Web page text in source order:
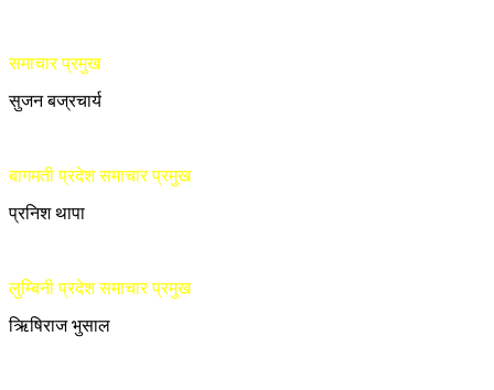
समाचार प्रमुख
सुजन बज्रचार्य
बागमती प्रदेश समाचार प्रमुख
प्रनिश थापा
लुम्बिनी प्रदेश समाचार प्रमुख
ऋिषिराज भुसाल